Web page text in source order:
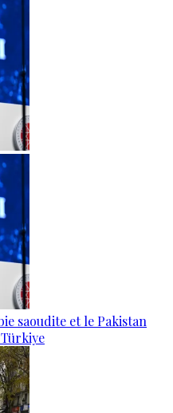
saoudite et le Pakistan